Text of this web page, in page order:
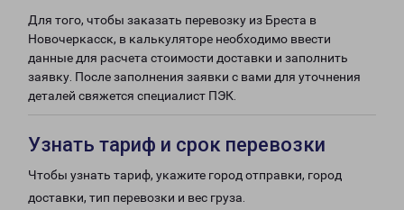
Для того, чтобы заказать перевозку из Бреста в
Новочеркасск, в калькуляторе необходимо ввести
данные для расчета стоимости доставки и заполнить
заявку. После заполнения заявки с вами для уточнения
деталей свяжется специалист ПЭК.
Узнать тариф и срок перевозки
Чтобы узнать тариф, укажите город отправки, город
доставки, тип перевозки и вес груза.